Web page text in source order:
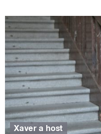
Xaver a host